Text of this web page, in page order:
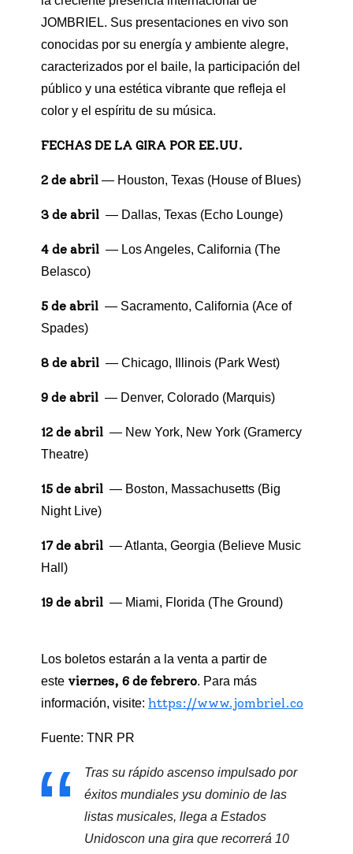
JOMBRIEL. Sus presentaciones en vivo son
conocidas por su energía y ambiente alegre,
caracterizados por el baile, la participación del
público y una estética vibrante que refleja el
color y el espíritu de su música.
FECHAS DE LA GIRA POR EE.UU.
2 de abril — Houston, Texas (House of Blues)
3 de abril — Dallas, Texas (Echo Lounge)
4 de abril — Los Angeles, California (The
Belasco)
5 de abril — Sacramento, California (Ace of
Spades)
8 de abril — Chicago, Illinois (Park West)
9 de abril — Denver, Colorado (Marquis)
12 de abril — New York, New York (Gramercy
Theatre)
15 de abril — Boston, Massachusetts (Big
Night Live)
17 de abril — Atlanta, Georgia (Believe Music
Hall)
19 de abril — Miami, Florida (The Ground)
Los boletos estarán a la venta a partir de
este viernes, 6 de febrero. Para más
información, visite: https://www.jombriel.co
Fuente: TNR PR
Tras su rápido ascenso impulsado por
éxitos mundiales ysu dominio de las
listas musicales, llega a Estados
Unidoscon una gira que recorrerá 10